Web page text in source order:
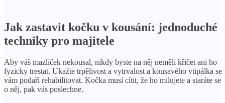
Jak zastavit kočku v kousání: jednoduché
techniky pro majitele
Aby váš mazlíček nekousal, nikdy byste na něj neměli křičet ani ho
fyzicky trestat. Ukažte trpělivost a vytrvalost a kousavého vtipálka se
vám podaří rehabilitovat. Kočka musí cítit, že ho milujete a staráte se
o něj, pak vás poslechne.